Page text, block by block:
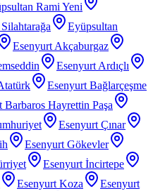
Rami Yeni
Eyüpsultan
Esenyurt Akçaburgaz
Esenyurt Ardıçlı
Esenyurt Bağlarçeşme
Barbaros Hayrettin Paşa
Esenyurt Çınar
Esenyurt Gökevler
Esenyurt İncirtepe
Esenyurt Koza
Esenyurt